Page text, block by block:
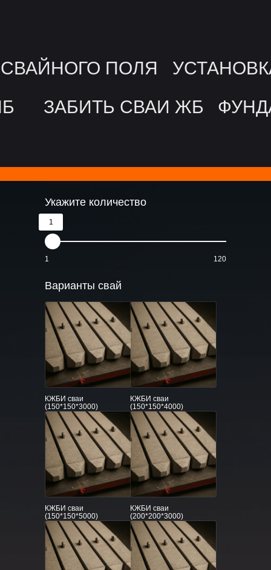
ПОЛЯ
ЗАБИТЬ СВАИ ЖБ
Укажите количество
1
1 120
Варианты свай
КЖБИ сваи
(150*150*3000)
КЖБИ сваи
(150*150*4000)
КЖБИ сваи
(150*150*5000)
КЖБИ сваи
(200*200*3000)